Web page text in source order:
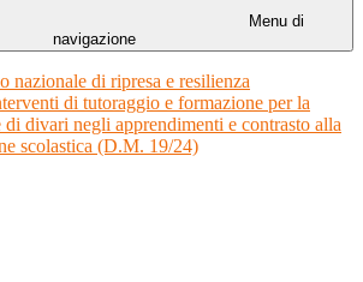
Menu di
navigazione
nazionale di ripresa e resilienza
di tutoraggio e formazione per la
di divari negli apprendimenti e contrasto alla
scolastica (D.M. 19/24)